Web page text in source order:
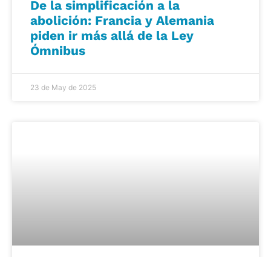
De la simplificación a la
abolición: Francia y Alemania
piden ir más allá de la Ley
Ómnibus
23 de May de 2025